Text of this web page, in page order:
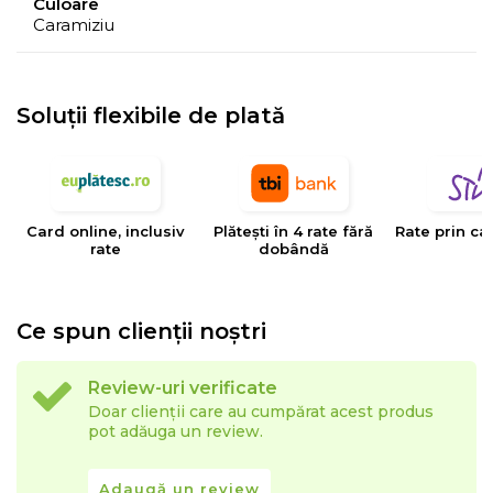
- Culorile prezentate pot avea unele variatii in
tesaturilor decorative, tapiteriilor si huselor pentru
mobilier. Creativitatea, designul, inovatia si calitatea
sunt valorile care determina stilul si traiectoria Eysa inca
Caramiziu
Soluții flexibile de plată
Card online, inclusiv
rate
Plătești în 4 rate fără
dobândă
Rate prin
Ce spun clienții noștri
Review-uri verificate
Doar clienții care au cumpărat acest produs
pot adăuga un review.
Adaugă un review